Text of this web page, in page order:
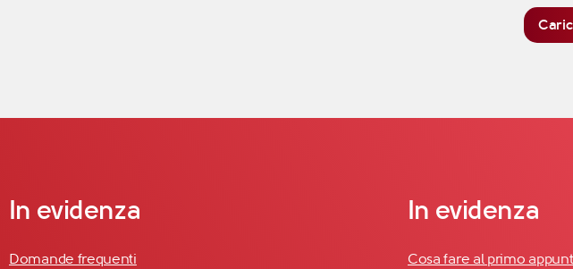
In evidenza
Domande frequenti
In evidenza
Cosa fare al primo